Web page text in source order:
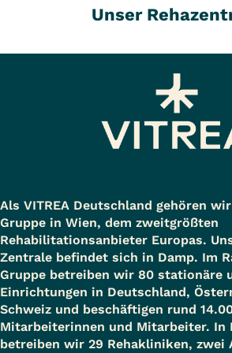
Unser
Als VITREA Deutschland gehören
Gruppe in Wien, dem zweitgrößten
Rehabilitationsanbieter Europas.
Zentrale befindet sich in Damp. Im
Gruppe betreiben wir 80 stationäre
Einrichtungen in Deutschland,
Schweiz und beschäftigen rund
Mitarbeiterinnen und Mitarbeiter. In
betreiben wir 29 Rehakliniken,